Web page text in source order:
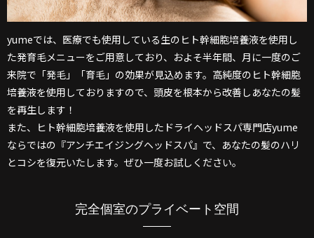
yumeでは、医療でも使用している生のヒト幹細胞培養液を使用し
た発育毛メニューをご用意しており、およそ半年間、月に一度のご
来院で「発毛」「育毛」の効果が見込めます。高純度のヒト幹細胞
培養液を使用しておりますので、頭皮を根本から改善しあなたの髪
を再生します！
また、ヒト幹細胞培養液を使用したドライヘッドスパ専門店yume
ならではの『アンチエイジングヘッドスパ』で、あなたの髪のハリ
とコシを復元いたします。ぜひ一度お試しください。
完全個室のプライベート空間